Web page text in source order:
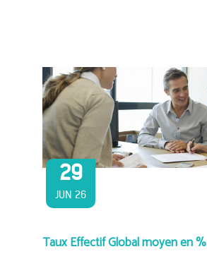
29
JUN 26
Taux Effectif Global moyen en %